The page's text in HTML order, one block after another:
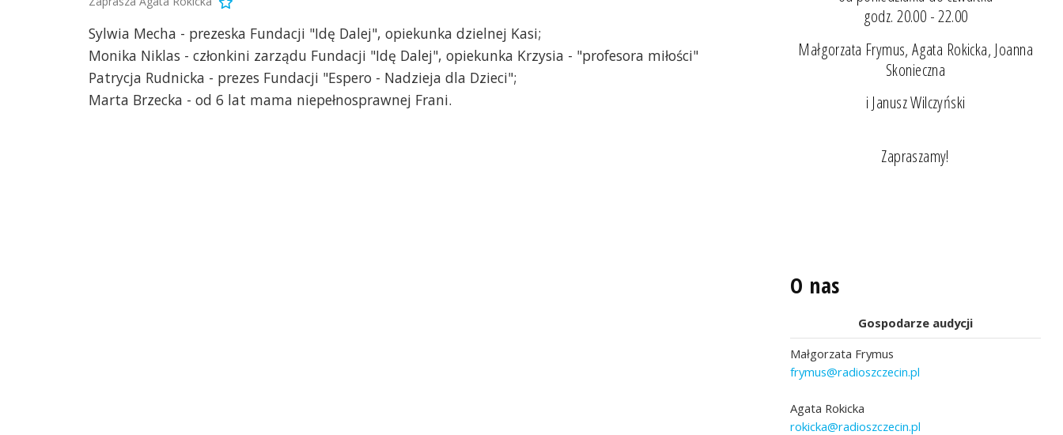
Sylwia Mecha - prezeska Fundacji "Idę Dalej", opiekunka dzielnej Kasi;
Monika Niklas - członkini zarządu Fundacji "Idę Dalej", opiekunka Krzysia - "profesora miłości"
Patrycja Rudnicka - prezes Fundacji "Espero - Nadzieja dla Dzieci";
Marta Brzecka - od 6 lat mama niepełnosprawnej Frani.
godz. 20.00 - 22.00
Małgorzata Frymus, Agata Rokicka, Joanna
Skonieczna
i Janusz Wilczyński
Zapraszamy!
O nas
Gospodarze audycji
Małgorzata Frymus
frymus@radioszczecin.pl
Agata Rokicka
rokicka@radioszczecin.pl